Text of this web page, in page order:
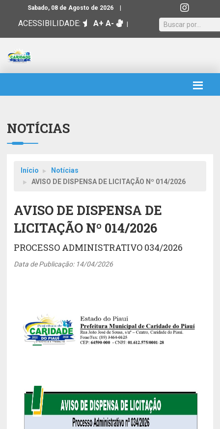
Sabado, 08 de Agosto de 2026 |
ACESSIBILIDADE: A+ A- |
NOTÍCIAS
Início
Notícias
AVISO DE DISPENSA DE LICITAÇÃO Nº 014/2026
AVISO DE DISPENSA DE
LICITAÇÃO Nº 014/2026
PROCESSO ADMINISTRATIVO 034/2026
Data de Publicação: 14/04/2026